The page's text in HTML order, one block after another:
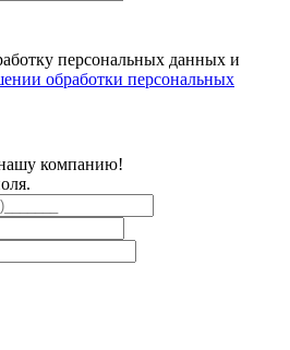
персональных данных и
обработки персональных
компанию!